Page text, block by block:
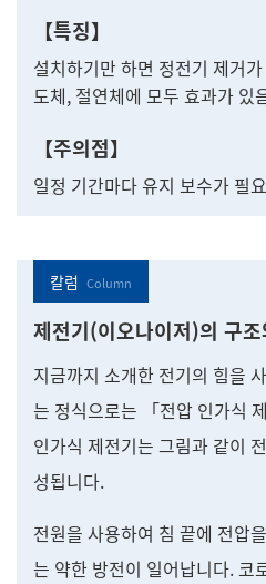
【특징】
설치하기만 하면 정전기 제거
도체, 절연체에 모두 효과가 있
【주의점】
일정 기간마다 유지 보수가 필
칼럼
제전기(이오나이저)의 구조
지금까지 소개한 전기의 힘을
는 정식으로는 「전압 인가식
인가식 제전기는 그림과 같이
성됩니다.
전원을 사용하여 침 끝에 전압
는 약한 방전이 일어납니다. 코